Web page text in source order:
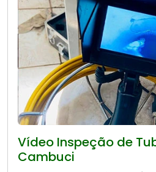
Vídeo Inspeção de
Cambuci